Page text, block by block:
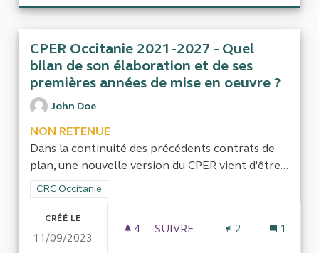
CPER Occitanie 2021-2027 - Quel
bilan de son élaboration et de ses
premières années de mise en oeuvre ?
John Doe
NON RETENUE
Dans la continuité des précédents contrats de
plan, une nouvelle version du CPER vient d'être...
Filtrer les résultats de la catégorie : CRC Occitanie
CRC Occitanie
CRÉÉ LE
11/09/2023
4 4 ABONNÉS
SUIVRE
2 1